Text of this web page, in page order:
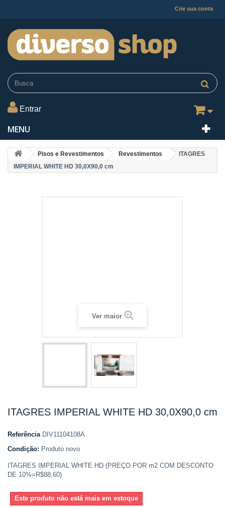
Crie sua conta
Entrar
MENU
Pisos e Revestimentos Revestimentos
ITAGRES
IMPERIAL WHITE HD 30,0X90,0 cm
Ver maior
ITAGRES IMPERIAL WHITE HD 30,0X90,0 cm
Referência DIV11104108A
Condição: Produto novo
ITAGRES IMPERIAL WHITE HD (PREÇO POR m2 COM DESCONTO
DE 10%=R$88,60)
Este produto não está mais em estoque